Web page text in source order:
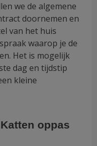
we de algemene
doornemen en
van het huis
waarop je de
Het is mogelijk
dag en tijdstip
kleine
oppas